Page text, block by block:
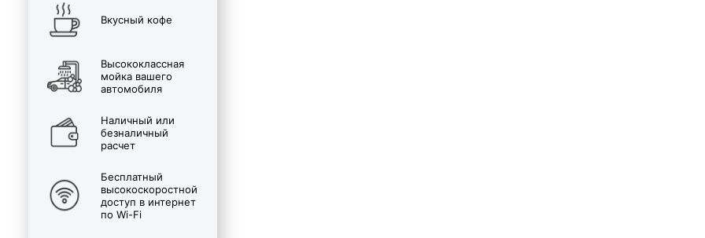
Вкусный кофе
Высококлассная
мойка вашего
автомобиля
Наличный или
безналичный
расчет
Бесплатный
высокоскоростной
доступ в интернет
по Wi-Fi